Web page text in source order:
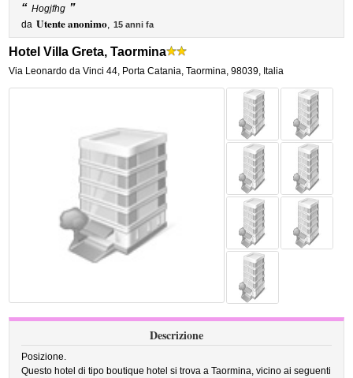
“ Hogjfhg ”
da Utente anonimo, 15 anni fa
Hotel Villa Greta, Taormina
Via Leonardo da Vinci 44, Porta Catania, Taormina,98039, Italia
Descrizione
Posizione.
Questo hotel di tipo boutique hotel si trova a Taormina, vicino ai seguenti